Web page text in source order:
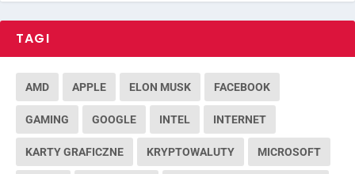
TAGI
AMD APPLE ELON MUSK FACEBOOK
GAMING GOOGLE INTEL INTERNET
KARTY GRAFICZNE KRYPTOWALUTY MICROSOFT